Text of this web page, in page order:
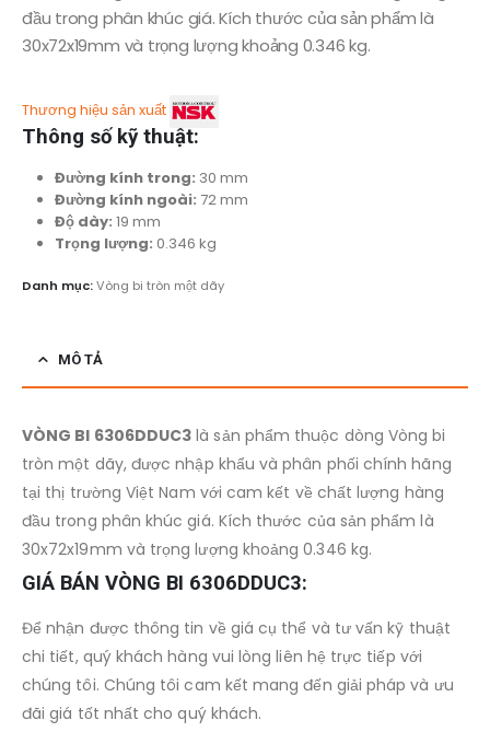
đầu trong phân khúc giá. Kích thước của sản phẩm là
30x72x19mm và trọng lượng khoảng 0.346 kg.
Thương hiệu sản xuất
Thông số kỹ thuật:
Đường kính trong: 30 mm
Đường kính ngoài: 72 mm
Độ dày: 19 mm
Trọng lượng: 0.346 kg
Danh mục:Vòng bi tròn một dãy
MÔ TẢ
VÒNG BI 6306DDUC3 là sản phẩm thuộc dòng Vòng bi
tròn một dãy, được nhập khẩu và phân phối chính hãng
tại thị trường Việt Nam với cam kết về chất lượng hàng
đầu trong phân khúc giá. Kích thước của sản phẩm là
30x72x19mm và trọng lượng khoảng 0.346 kg.
GIÁ BÁN VÒNG BI 6306DDUC3:
Để nhận được thông tin về giá cụ thể và tư vấn kỹ thuật
chi tiết, quý khách hàng vui lòng liên hệ trực tiếp với
chúng tôi. Chúng tôi cam kết mang đến giải pháp và ưu
đãi giá tốt nhất cho quý khách.